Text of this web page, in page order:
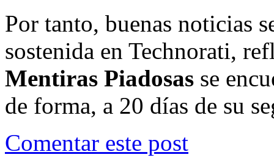
Por tanto, buenas noticias
sostenida en Technorati,
Mentiras Piadosas se
de forma, a 20 días de su
Comentar este post